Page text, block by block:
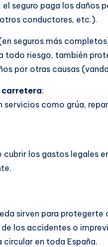
el seguro paga los daños
conductores, etc.).
seguros más
todo riesgo, también
por otras causas
carretera:
servicios como grúa,
cubrir los gastos legales
sirven para
los accidentes o
en toda España.